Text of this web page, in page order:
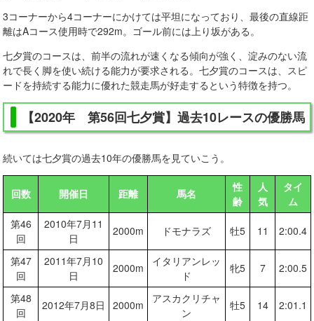
3コーナーから4コーナーにかけては平坦になっており、最後の直線距
離はAコース使用時で292m。ゴール前には上り坂がある。
七夕賞のコースは、前半の流れが速くなる傾向が強く、淀みのない流
れで長く脚を使い続ける能力が要求される。七夕賞のコースは、スピ
ードを持続する能力に優れた競走馬が好走するという特徴を持つ。
【2020年 第56回七夕賞】過去10レースの優勝馬
続いては七夕賞の過去10年の優勝馬を見ていこう。
回数 開催日 距離 馬名
性
齢
人
気
タイ
ム
第46
回
2010年7月11
日
2000m ドモナラズ 牡5 11 2:00.4
第47
回
2011年7月10
日
2000m
イタリアンレッ
ド
牝5 7 2:00.5
第48
回
2012年7月8日 2000m
アスカクリチャ
ン
牡5 14 2:01.1